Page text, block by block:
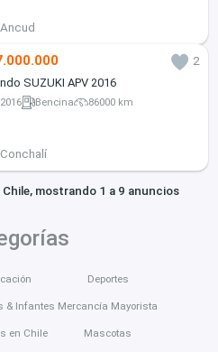
Ancud
2
SUZUKI APV 2016
2016 Bencina 86000 km
Conchalí
mostrando 1 a 9 anuncios
& Infantes
en Chile
Deportes
Mercancía Mayorista
Mascotas